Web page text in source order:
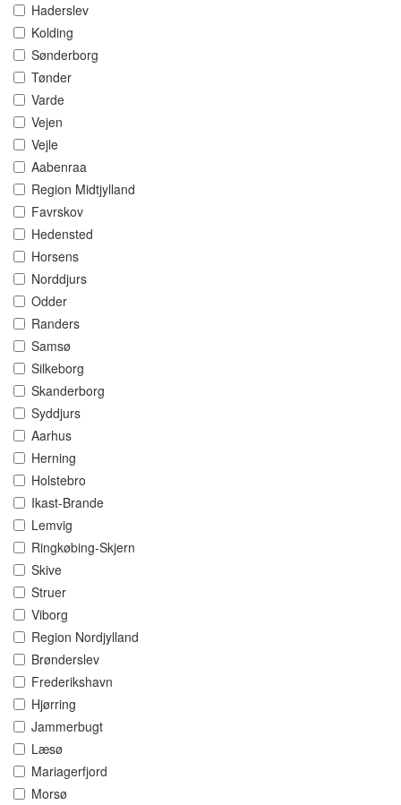
Haderslev
Kolding
Sønderborg
Tønder
Varde
Vejen
Vejle
Aabenraa
Region Midtjylland
Favrskov
Hedensted
Horsens
Norddjurs
Odder
Randers
Samsø
Silkeborg
Skanderborg
Syddjurs
Aarhus
Herning
Holstebro
Ikast-Brande
Lemvig
Ringkøbing-Skjern
Skive
Struer
Viborg
Region Nordjylland
Brønderslev
Frederikshavn
Hjørring
Jammerbugt
Læsø
Mariagerfjord
Morsø